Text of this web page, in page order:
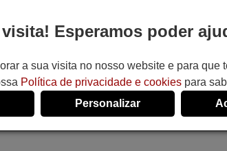
Esperamos poder
a sua visita no nosso website e para que
Política de privacidade e cookies para
Personalizar